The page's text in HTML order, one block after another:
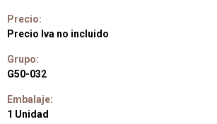
Precio:
Precio Iva no incluido
Grupo:
G50-032
Embalaje:
1 Unidad